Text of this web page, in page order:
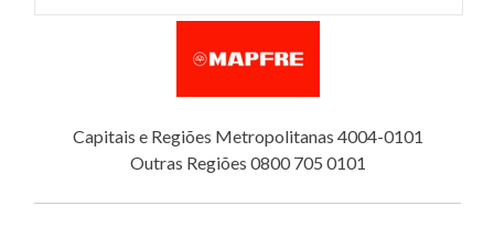
Capitais e Regiões Metropolitanas 4004-0101
Outras Regiões 0800 705 0101